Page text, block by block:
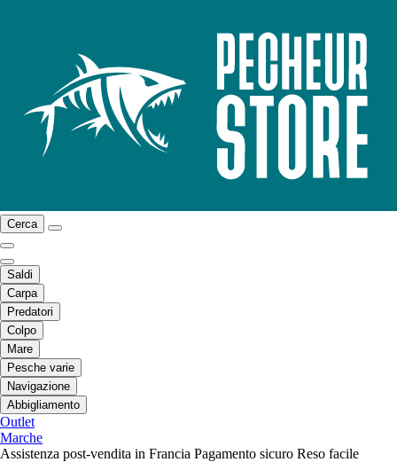
Cerca
Saldi
Carpa
Predatori
Colpo
Mare
Pesche varie
Navigazione
Abbigliamento
Outlet
Marche
Assistenza post-vendita in Francia Pagamento sicuro Reso facile